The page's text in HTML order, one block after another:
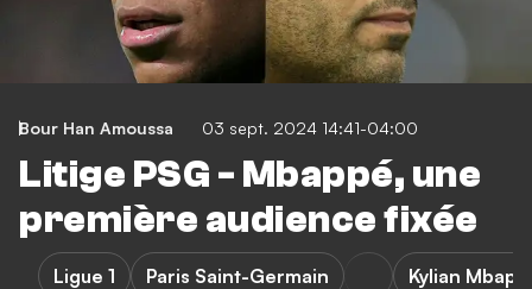
Bour Han Amoussa 03 sept. 2024 14:41-04:00
Litige PSG - Mbappé, une
première audience fixée
Ligue 1 Paris Saint-Germain Kylian